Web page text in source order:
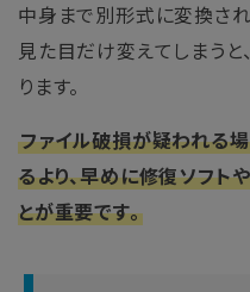
中身まで別形式に変換さ
見た目だけ変えてしまうと
ります。
ファイル破損が疑われる
るより、早めに修復ソフト
とが重要です。